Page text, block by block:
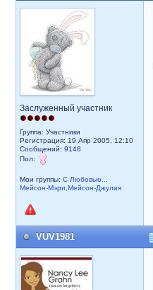
Заслуженный участник
Группа: Участники
Регистрация: 19 Апр 2005, 12:10
Сообщений: 9148
Пол:
Мои группы: С Любовью...
Мейсон-Мэри,Мейсон-Джулия
VUV1981